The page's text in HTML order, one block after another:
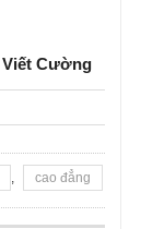
Viết Cường
, cao đẳng